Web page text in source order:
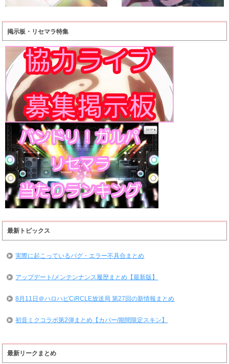
掲示板・リセマラ特集
最新トピックス
実際に起こっているバグ・エラー不具合まとめ
アップデート/メンテンナンス履歴まとめ【最新版】
8月11日＠ハロハピCiRCLE放送局 第27回の新情報まとめ
初音ミクコラボ第2弾まとめ【カバー/期間限定スキン】
最新リークまとめ